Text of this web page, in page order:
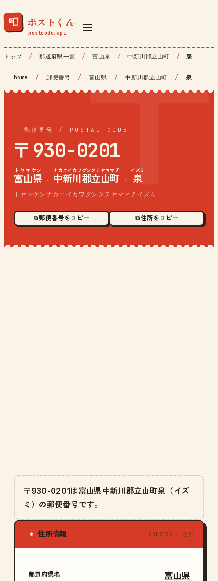
📮 ポストくん
トップ 都道府県一覧 富山県 中新川郡立山町 泉
home / 郵便番号 / 富山県 / 中新川郡立山町 / 泉
— 郵便番号 / POSTAL CODE —
〒930-0201
富山県
トヤマケン
· 中新川郡立山町
ナカニイカワグンタテヤママチ
· 泉
イズミ
トヤマケンナカニイカワグンタテヤママチイズミ
⧉ 郵便番号をコピー ⧉ 住所をコピー
〒930-0201は富山県中新川郡立山町泉（イズ
ミ）の郵便番号です。
◉ 住所情報 ADDRESS · 住所
都道府県名 富山県